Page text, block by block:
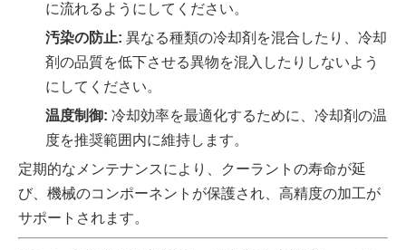
に流れるようにしてください。
汚染の防止: 異なる種類の冷却剤を混合したり、冷却
剤の品質を低下させる異物を混入したりしないよう
にしてください。
温度制御: 冷却効率を最適化するために、冷却剤の温
度を推奨範囲内に維持します。
定期的なメンテナンスにより、クーラントの寿命が延
び、機械のコンポーネントが保護され、高精度の加工が
サポートされます。